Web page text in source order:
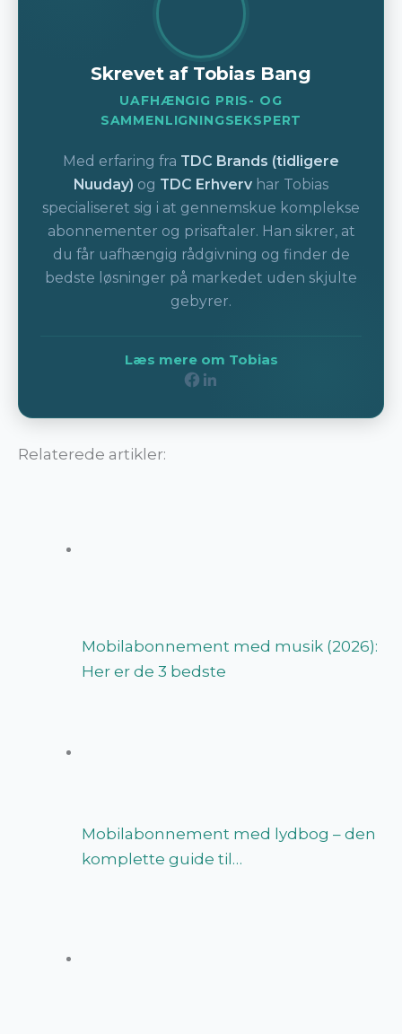
Skrevet af Tobias Bang
UAFHÆNGIG PRIS- OG
SAMMENLIGNINGSEKSPERT
Med erfaring fra TDC Brands (tidligere
Nuuday) og TDC Erhverv har Tobias
specialiseret sig i at gennemskue komplekse
abonnementer og prisaftaler. Han sikrer, at
du får uafhængig rådgivning og finder de
bedste løsninger på markedet uden skjulte
gebyrer.
Læs mere om Tobias
Relaterede artikler:
Mobilabonnement med musik (2026):
Her er de 3 bedste
Mobilabonnement med lydbog – den
komplette guide til…